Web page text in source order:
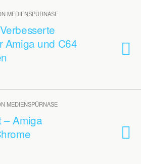
MEDIENSPÜRNASE
Amiga und C64
MEDIENSPÜRNASE
– Amiga